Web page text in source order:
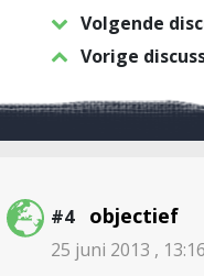
Volgende
Vorige
#4 objectief
25 juni 2013 , 13:16